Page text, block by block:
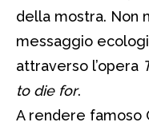
della mostra. Non
messaggio
attraverso l’opera
to die for.
A rendere famoso